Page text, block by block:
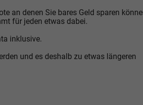
an denen Sie bares Geld sparen
für jeden etwas dabei.
inklusive.
und es deshalb zu etwas längeren